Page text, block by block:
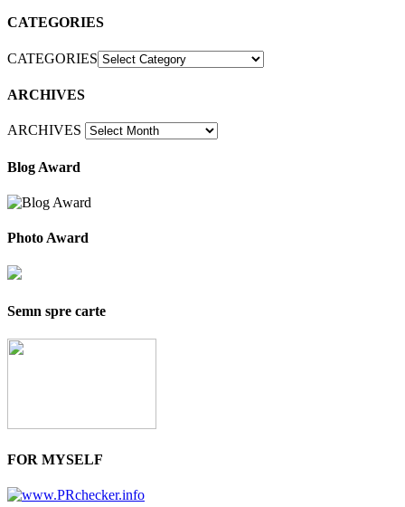
CATEGORIES
CATEGORIES
ARCHIVES
ARCHIVES
Blog Award
Photo Award
Semn spre carte
FOR MYSELF